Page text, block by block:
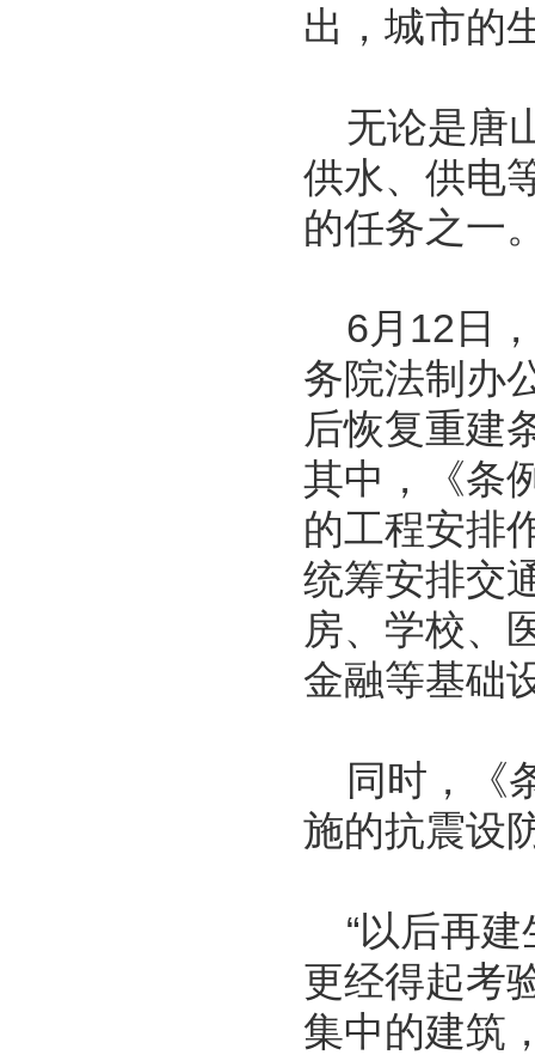
出，城市的
无论是唐
供水、供电
的任务之一
6月12日，
务院法制办
后恢复重建
其中，《条
的工程安排
统筹安排交
房、学校、
金融等基础
同时，《
施的抗震设
“以后再建
更经得起考
集中的建筑